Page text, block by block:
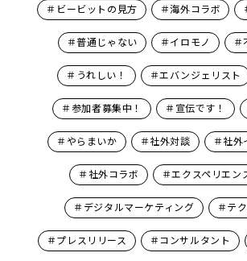
＃ビービットの見方 ＃海外コラボ
＃普通じゃない ＃イロモノ ＃
＃うれしい！ ＃エバンジェリスト
＃参加者募集中！ ＃宣伝です！
＃やらまいか ＃社外対談 ＃社外
＃社外コラボ ＃エクスペリエン
＃デジタルマーケティング ＃テ
＃プレスリリース ＃コンサルタント